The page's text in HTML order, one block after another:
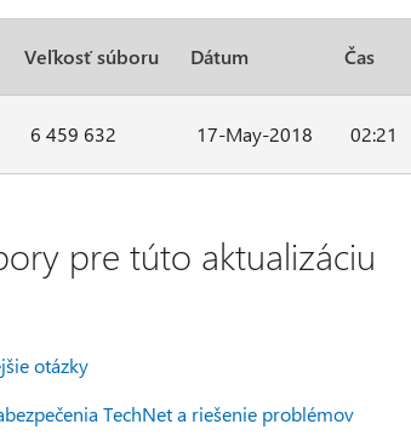
Veľkosť súboru Dátum Čas
6 459 632 17-May-2018 02:21
pre túto aktualizáciu
otázky
TechNet a riešenie problémov